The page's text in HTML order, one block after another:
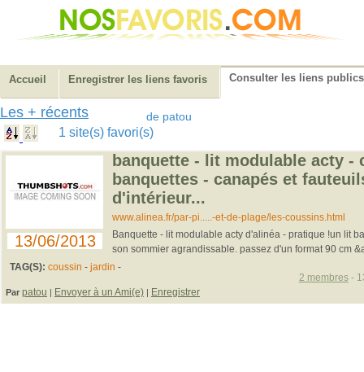
Accueil Enregistrer les liens favoris Consulter les liens publics
Les + récents de patou
1 site(s) favori(s)
13/06/2013
banquette - lit modulable acty -
banquettes - canapés et
d'intérieur...
www.alinea.fr/par-pi.....-et-de-plage/les-coussins.html
Banquette - lit modulable acty d'alinéa - pratique !un lit
son sommier agrandissable. passez d'un format 90 cm
TAG(S): coussin - jardin -
Par patou | Envoyer à un Ami(e) | Enregistrer
2 membres-